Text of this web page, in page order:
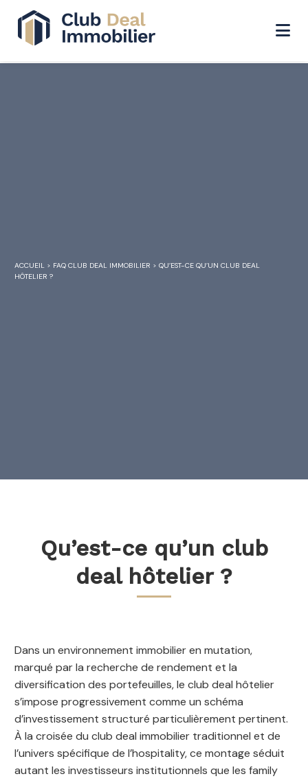
ACCUEIL > FAQ CLUB DEAL IMMOBILIER > QU’EST-CE QU’UN CLUB DEAL
HÔTELIER ?
Qu’est-ce qu’un club
deal hôtelier ?
Dans un environnement immobilier en mutation,
marqué par la recherche de rendement et la
diversification des portefeuilles, le club deal hôtelier
s’impose progressivement comme un schéma
d’investissement structuré particulièrement pertinent.
À la croisée du club deal immobilier traditionnel et de
l’univers spécifique de l’hospitality, ce montage séduit
autant les investisseurs institutionnels que les family